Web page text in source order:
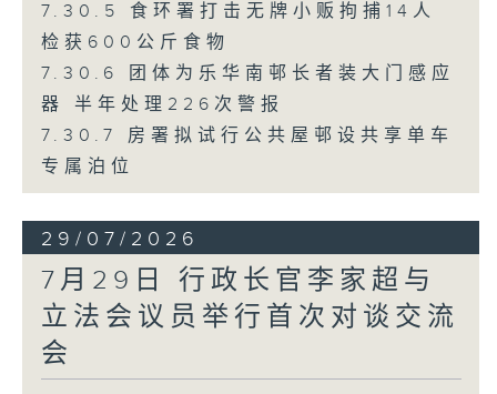
7.30.5 食环署打击无牌小贩拘捕14人
检获600公斤食物
7.30.6 团体为乐华南邨长者装大门感应
器 半年处理226次警报
7.30.7 房署拟试行公共屋邨设共享单车
专属泊位
29/07/2026
7月29日 行政长官李家超与
立法会议员举行首次对谈交流
会